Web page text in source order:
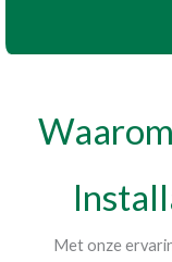
Met onze